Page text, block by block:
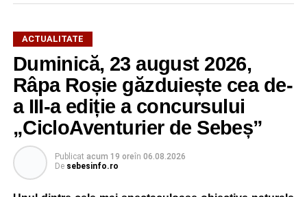
ACTUALITATE
Duminică, 23 august 2026,
Râpa Roșie găzduiește cea de-
a III-a ediție a concursului
„CicloAventurier de Sebeș”
Publicat acum 19 oreîn 06.08.2026
De sebesinfo.ro